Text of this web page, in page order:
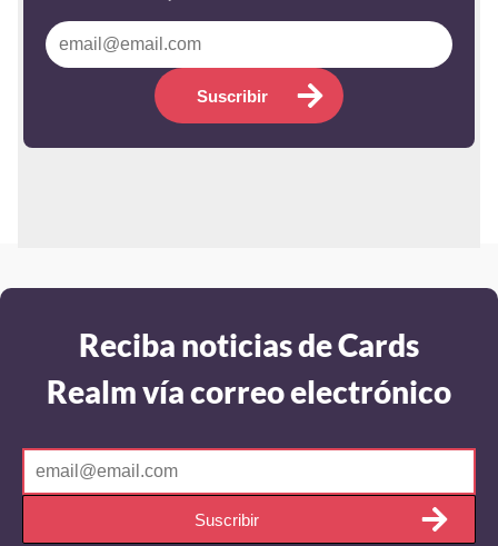
Suscribir
Reciba noticias de Cards
Realm vía correo electrónico
Suscribir